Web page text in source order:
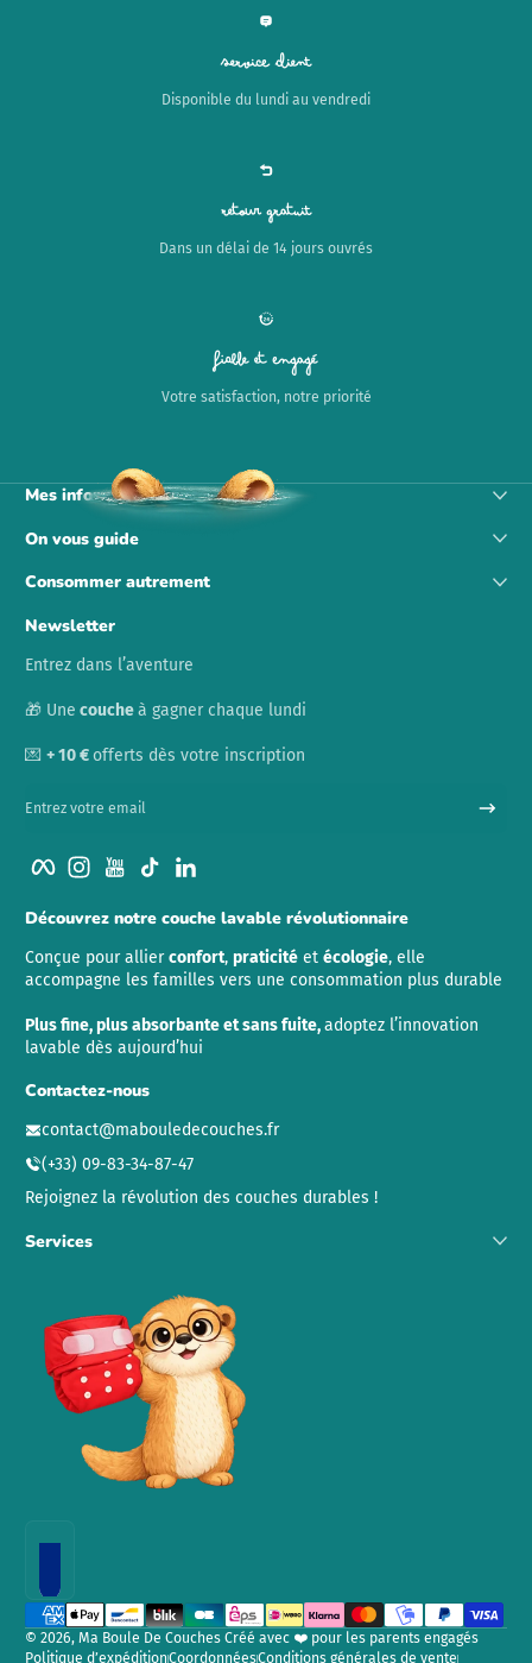
Service client
Disponible du lundi au vendredi
Retour gratuit
Dans un délai de 14 jours ouvrés
Fiable et engagé
Votre satisfaction, notre priorité
Mes informations
On vous guide
Consommer autrement
Newsletter
Entrez dans l’aventure
🎁 Une coucheà gagner chaque lundi
💌 + 10 €offerts dès votre inscription
Entrez votre email
FacebookInstagramYouTubeTikTok
Découvrez notre couche lavable révolutionnaire
Conçue pour allierconfort, praticité et écologie, elle
accompagne les familles vers une consommation plus durable
Plus fine, plus absorbante et sans fuite,adoptez l’innovation
lavable dès aujourd’hui
Contactez-nous
contact@mabouledecouches.fr
(+33) 09-83-34-87-47
Rejoignez la révolution des couches durables !
Services
Méthodes de paiement
© 2026, Ma Boule De Couches Créé avec ❤️ pour les parents engagés
Politique d’expéditionCoordonnéesConditions générales de vente